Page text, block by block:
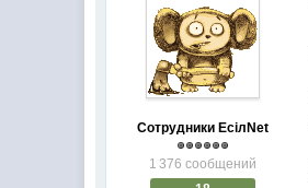
Сотрудники EсiлNet
1 376 сообщений